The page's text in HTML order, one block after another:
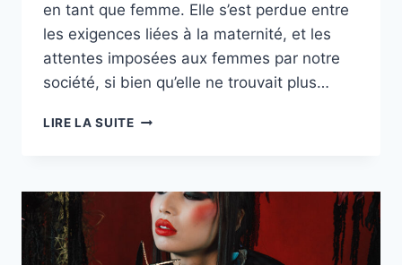
en tant que femme. Elle s’est perdue entre
les exigences liées à la maternité, et les
attentes imposées aux femmes par notre
société, si bien qu’elle ne trouvait plus…
LIRE LA SUITEFLORE
L’IMAGE